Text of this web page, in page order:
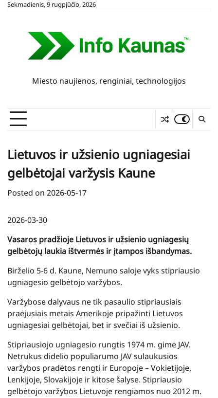
SkipSekmadienis, 9 rugpjūčio, 2026
Miesto naujienos, renginiai, technologijos
Lietuvos ir užsienio ugniagesiai
gelbėtojai varžysis Kaune
Posted on 2026-05-17
2026-03-30
Vasaros pradžioje Lietuvos ir užsienio ugniagesių
gelbėtojų laukia ištvermės ir įtampos išbandymas.
Birželio 5-6 d. Kaune, Nemuno saloje vyks stipriausio
ugniagesio gelbėtojo varžybos.
Varžybose dalyvaus ne tik pasaulio stipriausiais
praėjusiais metais Amerikoje pripažinti Lietuvos
ugniagesiai gelbėtojai, bet ir svečiai iš užsienio.
Stipriausiojo ugniagesio rungtis 1974 m. gimė JAV.
Netrukus didelio populiarumo JAV sulaukusios
varžybos pradėtos rengti ir Europoje – Vokietijoje,
Lenkijoje, Slovakijoje ir kitose šalyse. Stipriausio
gelbėtojo varžybos Lietuvoje rengiamos nuo 2012 m.